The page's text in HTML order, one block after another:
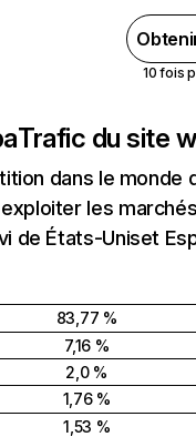
10 fois
Trafic du site
dans le
les
de États-Uniset
83,77 %
7,16 %
2,0 %
1,76 %
1,53 %